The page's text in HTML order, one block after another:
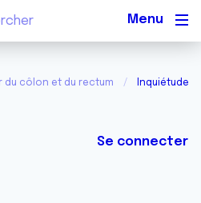
du côlon et du rectum Inquiétude
Se connecter